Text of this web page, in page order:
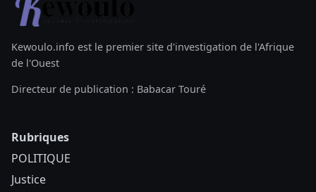
Kewoulo.info est le premier site d'investigation de l'Afrique
de l'Ouest
Directeur de publication : Babacar Touré
Rubriques
POLITIQUE
Justice